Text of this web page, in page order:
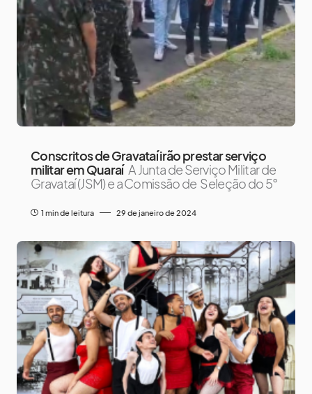
Conscritos de Gravataí irão prestar serviço
militar em Quaraí A Junta de Serviço Militar de
Gravataí (JSM) e a Comissão de Seleção do 5°
1 min de leitura 29 de janeiro de 2024